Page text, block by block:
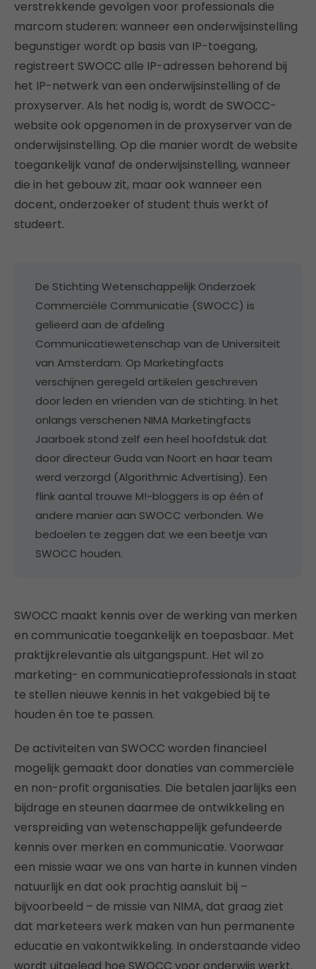
verstrekkende gevolgen voor professionals die
marcom studeren: wanneer een onderwijsinstelling
begunstiger wordt op basis van IP-toegang,
registreert SWOCC alle IP-adressen behorend bij
het IP-netwerk van een onderwijsinstelling of de
proxyserver. Als het nodig is, wordt de SWOCC-
website ook opgenomen in de proxyserver van de
onderwijsinstelling. Op die manier wordt de website
toegankelijk vanaf de onderwijsinstelling, wanneer
die in het gebouw zit, maar ook wanneer een
docent, onderzoeker of student thuis werkt of
studeert.
De Stichting Wetenschappelijk Onderzoek
Commerciële Communicatie (SWOCC) is
gelieerd aan de afdeling
Communicatiewetenschap van de Universiteit
van Amsterdam. Op Marketingfacts
verschijnen geregeld artikelen geschreven
door leden en vrienden van de stichting. In het
onlangs verschenen NIMA Marketingfacts
Jaarboek stond zelf een heel hoofdstuk dat
door directeur Guda van Noort en haar team
werd verzorgd (Algorithmic Advertising). Een
flink aantal trouwe M!-bloggers is op één of
andere manier aan SWOCC verbonden. We
bedoelen te zeggen dat we een beetje van
SWOCC houden.
SWOCC maakt kennis over de werking van merken
en communicatie toegankelijk en toepasbaar. Met
praktijkrelevantie als uitgangspunt. Het wil zo
marketing- en communicatieprofessionals in staat
te stellen nieuwe kennis in het vakgebied bij te
houden én toe te passen.
De activiteiten van SWOCC worden financieel
mogelijk gemaakt door donaties van commerciële
en non-profit organisaties. Die betalen jaarlijks een
bijdrage en steunen daarmee de ontwikkeling en
verspreiding van wetenschappelijk gefundeerde
kennis over merken en communicatie. Voorwaar
een missie waar we ons van harte in kunnen vinden
natuurlijk en dat ook prachtig aansluit bij –
bijvoorbeeld – de missie van NIMA, dat graag ziet
dat marketeers werk maken van hun permanente
educatie en vakontwikkeling. In onderstaande video